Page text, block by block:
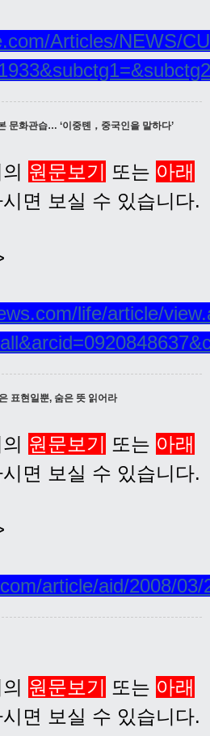
Articles/NEWS/
문화관습… ‘이중톈，중국인을 말하다’
원문보기 또는 아래
면 보실 수 있습니다.
life/article/
표현일뿐, 숨은 뜻 읽어라
원문보기 또는 아래
면 보실 수 있습니다.
article/aid/2008/
원문보기 또는 아래
면 보실 수 있습니다.